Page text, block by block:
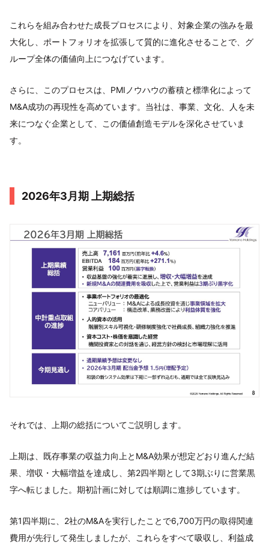
これらを組み合わせた成長プロセスにより、対象企業の強みを最
大化し、ポートフォリオを拡張して質的に進化させることで、グ
ループ全体の価値向上につなげています。
さらに、このプロセスは、PMIノウハウの蓄積と標準化によって
M&A成功の再現性を高めています。当社は、事業、文化、人を未
来につなぐ企業として、この価値創造モデルを深化させていま
す。
2026年3月期 上期総括
それでは、上期の総括についてご説明します。
上期は、既存事業の収益力向上とM&A効果が想定どおり進んだ結
果、増収・大幅増益を達成し、第2四半期として3期ぶりに営業黒
字へ転じました。期初計画に対しては順調に進捗しています。
第1四半期に、2社のM&Aを実行したことで6,700万円の取得関連
費用が先行して発生しましたが、これらをすべて吸収し、利益成